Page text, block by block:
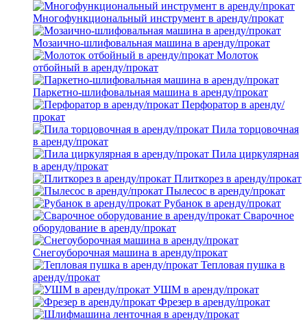
Многофункциональный инструмент в аренду/прокат
Мозаично-шлифовальная машина в аренду/прокат
Молоток
отбойный в аренду/прокат
Паркетно-шлифовальная машина в аренду/прокат
Перфоратор в аренду/
прокат
Пила торцовочная
в аренду/прокат
Пила циркулярная
в аренду/прокат
Плиткорез в аренду/прокат
Пылесос в аренду/прокат
Рубанок в аренду/прокат
Сварочное
оборудование в аренду/прокат
Снегоуборочная машина в аренду/прокат
Тепловая пушка в
аренду/прокат
УШМ в аренду/прокат
Фрезер в аренду/прокат